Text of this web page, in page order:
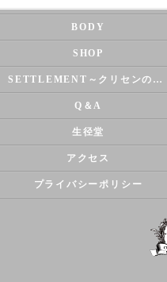
BODY
SHOP
SETTLEMENT～クリセンのズバリ解決シリーズ～
Q＆A
生径堂
アクセス
プライバシーポリシー